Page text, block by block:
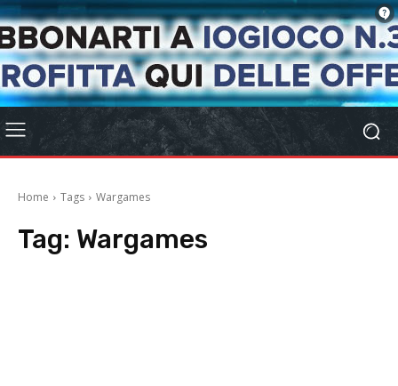
Home Tags Wargames
Tag: Wargames